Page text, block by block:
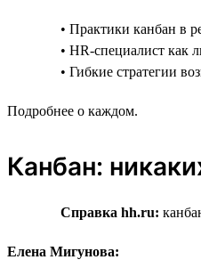
• Практики канбан в
• HR-специалист как
• Гибкие стратегии
Подробнее о каждом.
Канбан:
Справка hh.ru:
Елена Мигунова: